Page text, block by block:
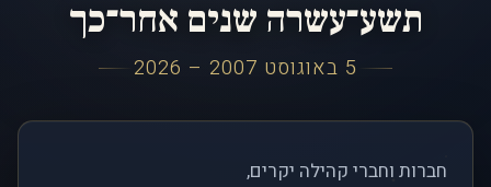
תשע־עשרה שנים אחר־כך
5 באוגוסט 2007 – 2026
חברות וחברי קהילה יקרים,